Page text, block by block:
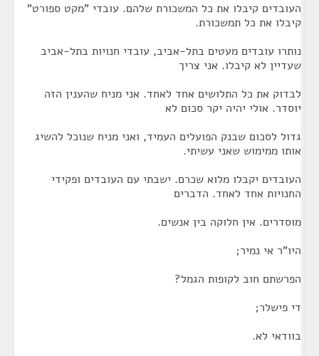
העובדים קיבלו את כל המשכורת שלהם. עובדי "מקט ספורט"
קיבלו את כל תמשכורת.
נותרו עובדים מעטים בתל-אביב, עובדי חנויות בתל-אביב
שעדיין לא קיבלו. אני צריך
לבדוק את כל התלושים אחד לאחד. אני מניח שהענין הזה
יוסדר. אולי יהיה יקר סכום לא
גדול לסכום שבנק הפועלים העמיד, ואני מניח שנוכל להשיג
אותו ממימוש שאני עשיתי.
העובדים יקבלו מלוא שכרם. ישבתי עם העובדים ופקידי
החנויות אחד לאחד. הדברים
מוסדרים. אין חלוקה בין אנשים.
היו"ר אי נמיר;
הפרשתם חוב לקופות הגמל?
די פישלר;
בוודאי לא.